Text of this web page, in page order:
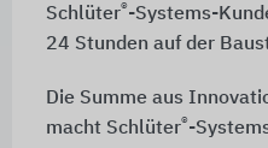
Schlüter®-Systems-
24 Stunden auf der
Die Summe aus
macht Schlüter®-